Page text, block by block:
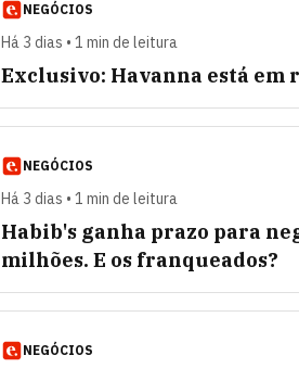
NEGÓCIOS
Há 3 dias • 1 min de leitura
Exclusivo: Havanna está
NEGÓCIOS
Há 3 dias • 1 min de leitura
Habib's ganha prazo para
milhões. E os franqueados?
NEGÓCIOS